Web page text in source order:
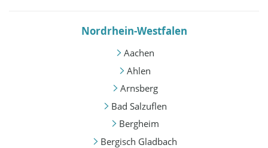
Nordrhein-Westfalen
Aachen
Ahlen
Arnsberg
Bad Salzuflen
Bergheim
Bergisch Gladbach